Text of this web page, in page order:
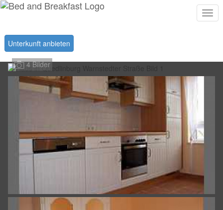
Unterkunft anbieten
4 Bilder